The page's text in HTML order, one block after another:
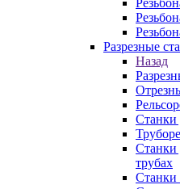
Разрезные
Назад
Станки
Станки
трубаx
Станки